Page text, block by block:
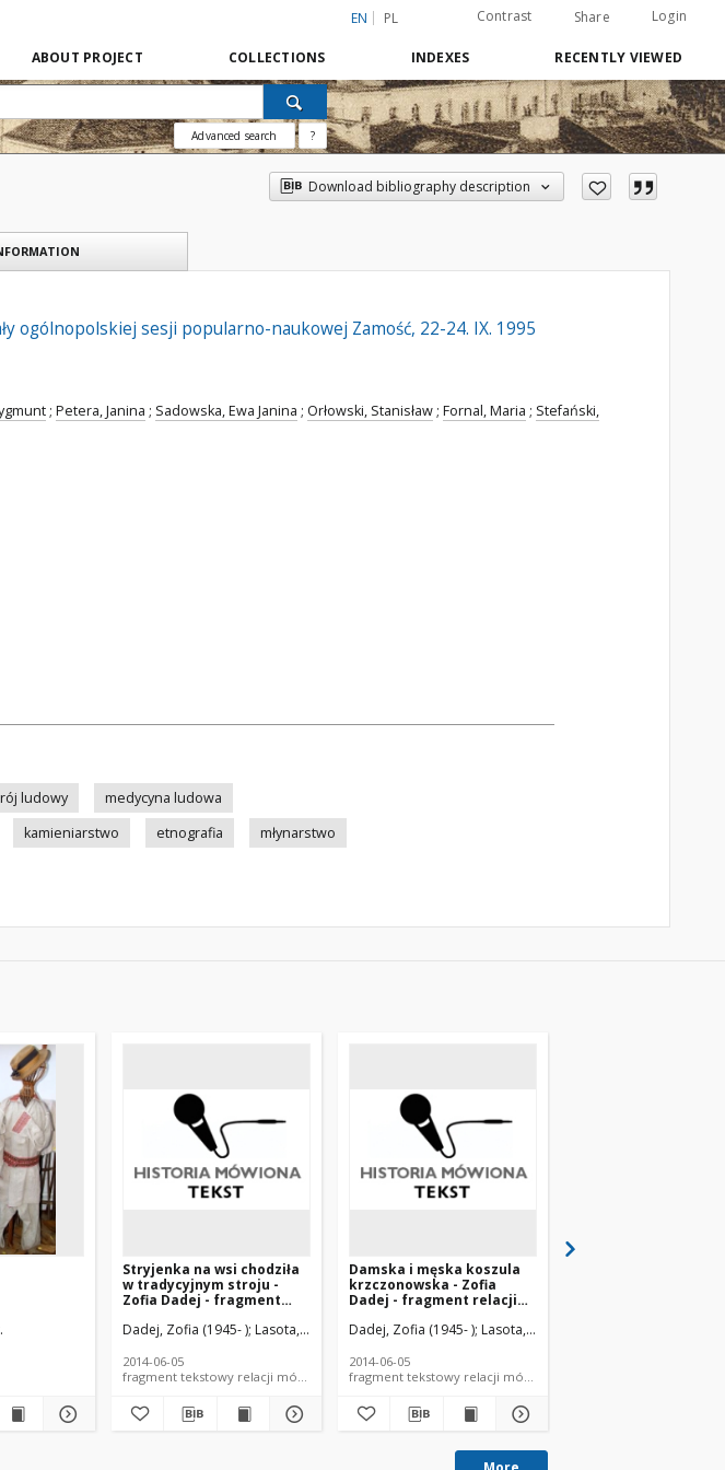
EN PL Contrast Share Login
ABOUT PROJECT COLLECTIONS INDEXES RECENTLY VIEWED
Advanced search ?
Download bibliography description
ogólnopolskiej sesji popularno-naukowej Zamość, 22-24. IX. 1995
; Petera, Janina ; Sadowska, Ewa Janina ; Orłowski, Stanisław ; Fornal, Maria ; Stefański,
ludowy
medycyna ludowa
kamieniarstwo etnografia młynarstwo
Weronika. Red.
Stryjenka na wsi chodziła
w tradycyjnym stroju -
Zofia Dadej - fragment
[TEKST]
Dadej, Zofia (1945- ) Lasota, Piotr. Nagr. Lasota, Piotr. Rozm. Olik, Justyna. Rozm.
2014-06-05
fragment tekstowy relacji mówionej
Damska i męska koszula
krzczonowska - Zofia
Dadej - fragment relacji
Dadej, Zofia (1945- ) Lasota, Piotr. Nagr.
2014-06-05
fragment tekstowy relacji mówionej